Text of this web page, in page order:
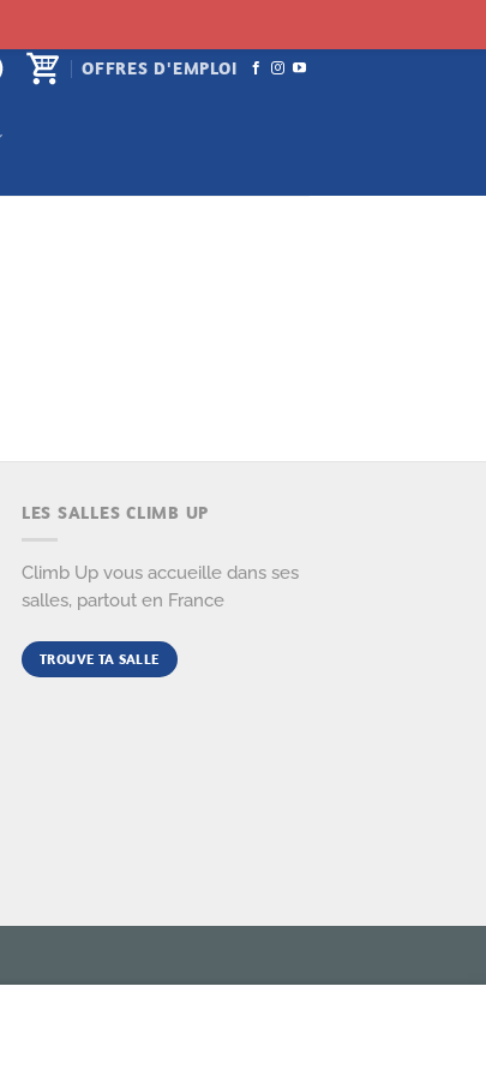
OFFRES D'EMPLOI
LES SALLES CLIMB UP
Climb Up vous accueille dans ses
salles, partout en France
TROUVE TA SALLE